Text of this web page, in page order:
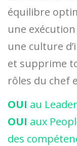
équilibre
une
une culture
et supprime
rôles du chef
OUI au
OUI aux
des